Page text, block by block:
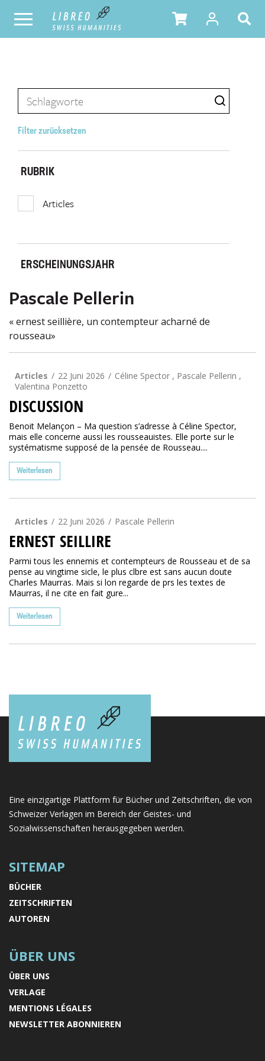
Filter zurücksetzen
RUBRIK
Articles
ERSCHEINUNGSJAHR
Pascale Pellerin
« ernest seillière, un contempteur acharné de
rousseau»
Articles 22 Juni 2026
Céline Spector , Pascale Pellerin ,
Valentina Ponzetto
DISCUSSION
Benoit Melançon – Ma question s’adresse à Céline Spector,
mais elle concerne aussi les rousseauistes. Elle porte sur le
systématisme supposé de la pensée de Rousseau....
Weiterlesen
Articles 22 Juni 2026 Pascale Pellerin
ERNEST SEILLIRE
Parmi tous les ennemis et contempteurs de Rousseau et de sa
pense au vingtime sicle, le plus clbre est sans aucun doute
Charles Maurras. Mais si lon regarde de prs les textes de
Maurras, il ne cite en fait gure...
Weiterlesen
Eine einzigartige Plattform für Bücher und Zeitschriften, die von
Schweizer Verlagen im Bereich der Geistes- und
Sozialwissenschaften herausgegeben werden.
SITEMAP
BÜCHER
ZEITSCHRIFTEN
AUTOREN
ÜBER UNS
ÜBER UNS
VERLAGE
MENTIONS LÉGALES
NEWSLETTER ABONNIEREN